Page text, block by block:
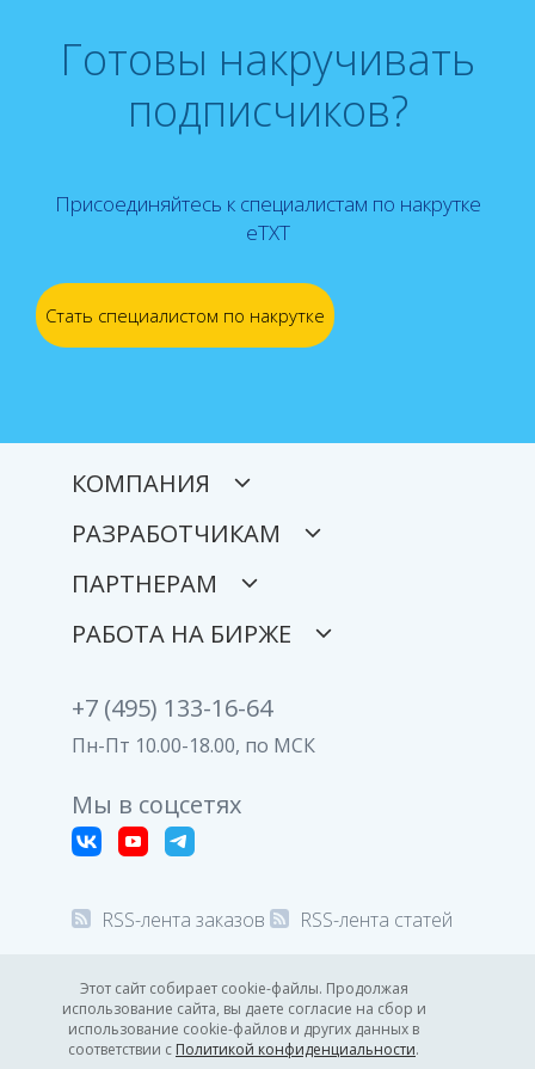
Готовы накручивать
подписчиков?
Присоединяйтесь к специалистам по накрутке
eTXT
Стать специалистом по накрутке
Этот сайт собирает cookie-файлы. Продолжая
использование сайта, вы даете согласие на сбор и
использование cookie-файлов и других данных в
соответствии с Политикой конфиденциальности.
КОМПАНИЯ
РАЗРАБОТЧИКАМ
ПАРТНЕРАМ
РАБОТА НА БИРЖЕ
+7 (495) 133-16-64
Пн-Пт 10.00-18.00, по МСК
Мы в соцсетях
RSS-лента заказов RSS-лента статей
© 2008-2026 Все права защищены.
Политика конфиденциальности